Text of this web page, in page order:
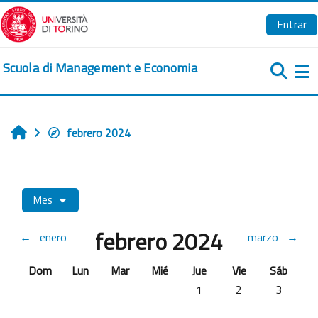
Salta al contenido principal
Entrar
Scuola di Management e Economia
Iniciofebrero 2024
Mes
← enero febrero 2024 marzo
→
Domingo
Dom Lunes
Lun Martes
Mar Miércoles
Mié Jueves
Jue Viernes
Vie Sábado
Sáb
Sin eventos, jueves, 1
1 Sin eventos,
2 Sin
3